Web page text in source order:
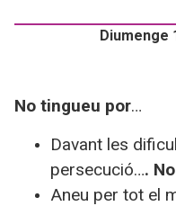
Diumenge
No tingueu por…
Davant les
persecució….
Aneu per tot el